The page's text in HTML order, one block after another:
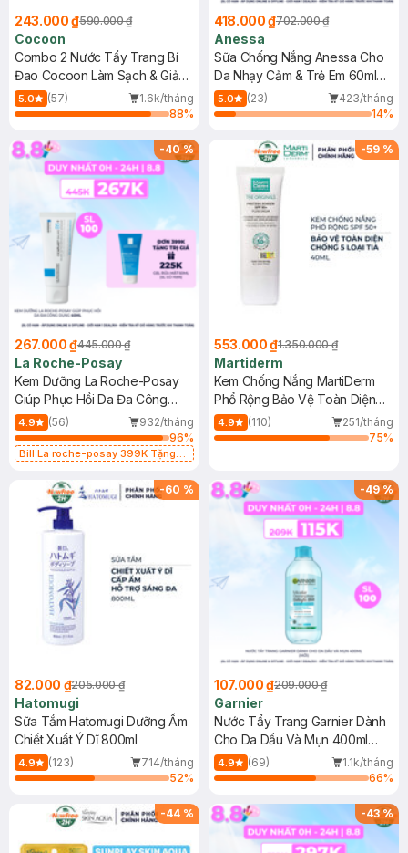
243.000 ₫590.000 ₫
Cocoon
Combo 2 Nước Tẩy Trang Bí
Đao Cocoon Làm Sạch & Giảm
Dầu 500ml
5.0 (57)
1.6k/tháng
88%
418.000 ₫702.000 ₫
Anessa
Sữa Chống Nắng Anessa Cho
Da Nhạy Cảm & Trẻ Em 60ml
(Mới)
5.0 (23)
423/tháng
14%
-40%
267.000 ₫445.000 ₫
La Roche-Posay
Kem Dưỡng La Roche-Posay
Giúp Phục Hồi Da Đa Công
Dụng 40ml
4.9 (56)
932/tháng
96%
Bill La roche-posay 399K Tặng
(SL có hạn)
-59 %
553.000 ₫1.350.000 ₫
Martiderm
Kem Chống Nắng MartiDerm
Phổ Rộng Bảo Vệ Toàn Diện
40ml
4.9 (110)
251/tháng
75%
-60 %
82.000 ₫205.000 ₫
Hatomugi
Sữa Tắm Hatomugi Dưỡng Ẩm
Chiết Xuất Ý Dĩ 800ml
4.9 (123)
714/tháng
52%
-49%
107.000 ₫209.000 ₫
Garnier
Nước Tẩy Trang Garnier Dành
Cho Da Dầu Và Mụn 400ml
(Mới)
4.9 (69)
1.1k/tháng
66%
-44 % -43%